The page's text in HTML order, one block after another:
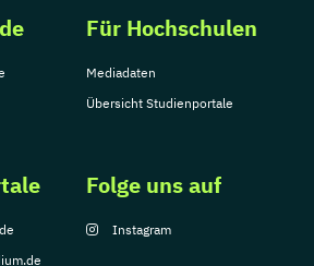
Für Hochschulen
Mediadaten
Übersicht Studienportale
Folge uns auf
Instagram